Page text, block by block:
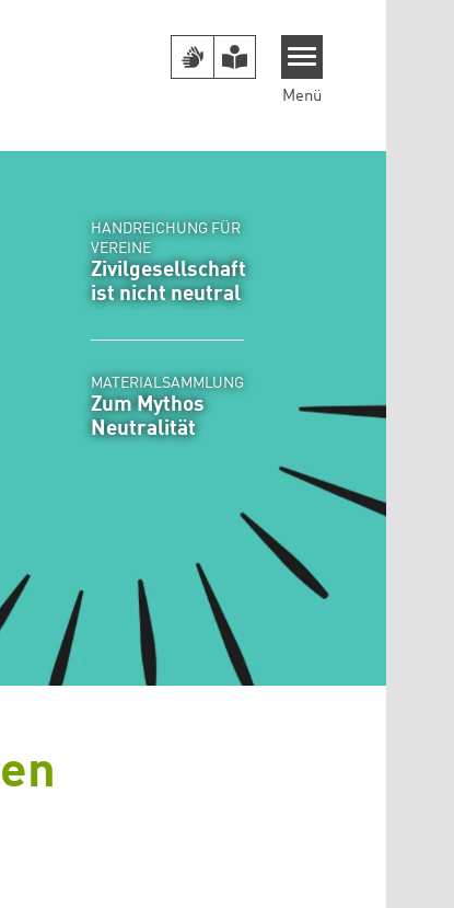
Menü
HANDREICHUNG FÜR
VEREINE
Zivilgesellschaft
ist nicht neutral
MATERIALSAMMLUNG
Zum Mythos
Neutralität